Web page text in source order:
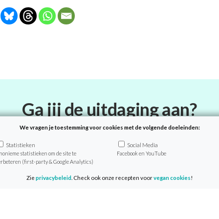
Ga jij de uitdaging aan?
recepten, tips en achtergrondinformatie zo in je
is geheel gratis en je start wanneer het jou
We vragen je toestemming voor cookies met de volgende doeleinden:
Statistieken
statistieken om de site te
(first-party & Google Analytics)
Social Media
Facebook en YouTube
Zie privacybeleid . Check ook onze recepten voorvegan cookies!